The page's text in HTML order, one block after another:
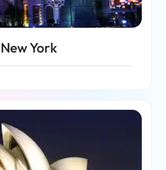
New York
En savoir plus